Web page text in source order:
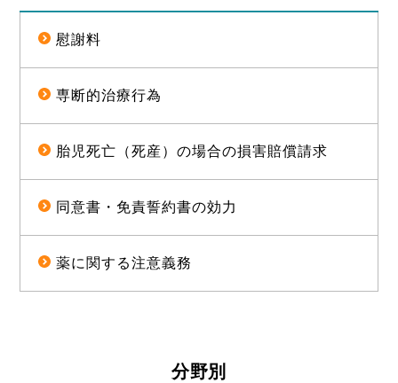
慰謝料
専断的治療行為
胎児死亡（死産）の場合の損害賠償請求
同意書・免責誓約書の効力
薬に関する注意義務
分野別